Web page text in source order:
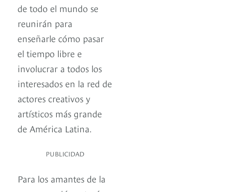
de todo el mundo se
reunirán para
enseñarle cómo pasar
el tiempo libre e
involucrar a todos los
interesados en la red de
actores creativos y
artísticos más grande
de América Latina.
PUBLICIDAD
Para los amantes de la